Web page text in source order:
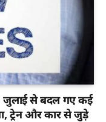
जुलाई से बदल गए कई
ट्रेन और कार से जुड़े